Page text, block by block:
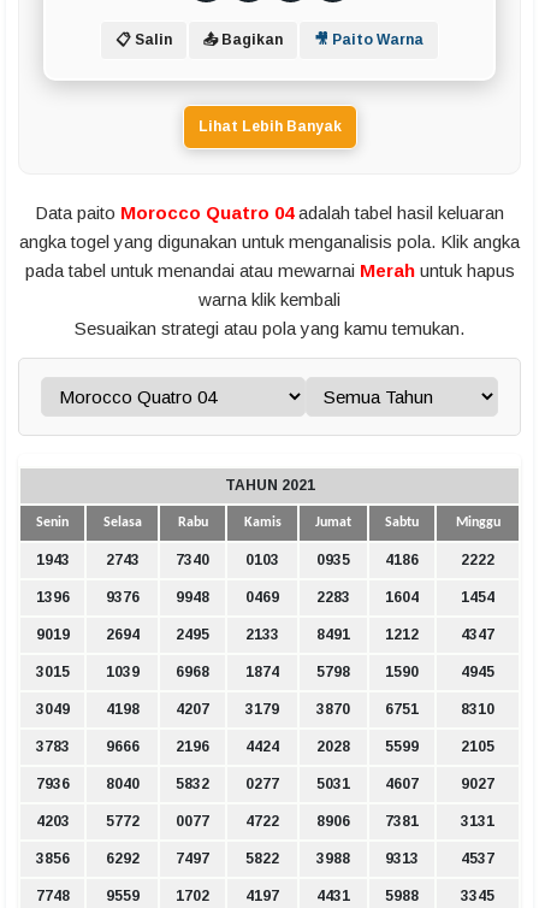
📋 Salin 📤 Bagikan 🎥 Paito Warna
Lihat Lebih Banyak
Data paito Morocco Quatro 04adalah tabel hasil keluaran
angka togel yang digunakan untuk menganalisis pola. Klik angka
pada tabel untuk menandai atau mewarnai Merahuntuk hapus
warna klik kembali
Sesuaikan strategi atau pola yang kamu temukan.
TAHUN 2021
Senin Selasa Rabu Kamis Jumat Sabtu Minggu
1943 2743 7340 0103 0935 4186 2222
1396 9376 9948 0469 2283 1604 1454
9019 2694 2495 2133 8491 1212 4347
3015 1039 6968 1874 5798 1590 4945
3049 4198 4207 3179 3870 6751 8310
3783 9666 2196 4424 2028 5599 2105
7936 8040 5832 0277 5031 4607 9027
4203 5772 0077 4722 8906 7381 3131
3856 6292 7497 5822 3988 9313 4537
7748 9559 1702 4197 4431 5988 3345